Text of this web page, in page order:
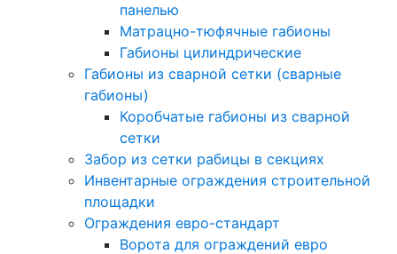
панелью
Матрацно-тюфячные габионы
Габионы цилиндрические
Габионы из сварной сетки (сварные
габионы)
Коробчатые габионы из сварной
сетки
Забор из сетки рабицы в секциях
Инвентарные ограждения строительной
площадки
Ограждения евро-стандарт
Ворота для ограждений евро